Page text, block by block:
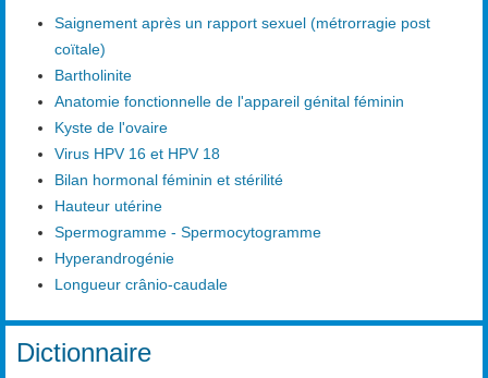
Saignement après un rapport sexuel (métrorragie post
coïtale)
Bartholinite
Anatomie fonctionnelle de l'appareil génital féminin
Kyste de l'ovaire
Virus HPV 16 et HPV 18
Bilan hormonal féminin et stérilité
Hauteur utérine
Spermogramme - Spermocytogramme
Hyperandrogénie
Longueur crânio-caudale
Dictionnaire